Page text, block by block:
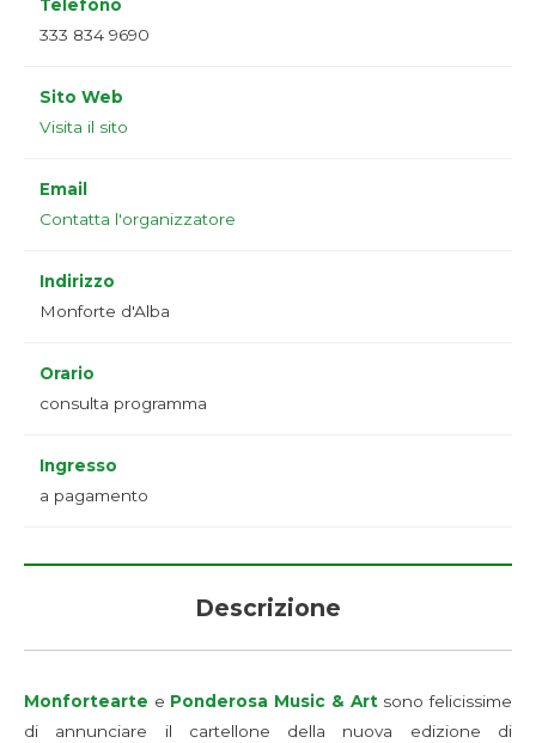
Telefono
333 834 9690
Sito Web
Visita il sito
Email
Contatta l'organizzatore
Indirizzo
Monforte d'Alba
Orario
consulta programma
Ingresso
a pagamento
Descrizione
Monfortearte e Ponderosa Music & Art sono felicissime
di annunciare il cartellone della nuova edizione di